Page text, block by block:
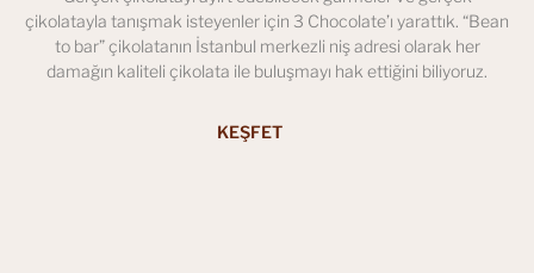
çikolatayla tanışmak isteyenler için 3 Chocolate’ı yarattık. “Bean
to bar” çikolatanın İstanbul merkezli niş adresi olarak her
damağın kaliteli çikolata ile buluşmayı hak ettiğini biliyoruz.
KEŞFET